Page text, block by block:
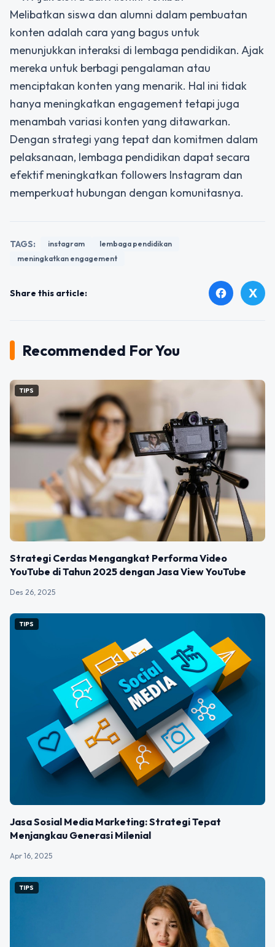
Melibatkan siswa dan alumni dalam pembuatan
konten adalah cara yang bagus untuk
menunjukkan interaksi di lembaga pendidikan. Ajak
mereka untuk berbagi pengalaman atau
menciptakan konten yang menarik. Hal ini tidak
hanya meningkatkan engagement tetapi juga
menambah variasi konten yang ditawarkan.
Dengan strategi yang tepat dan komitmen dalam
pelaksanaan, lembaga pendidikan dapat secara
efektif meningkatkan followers Instagram dan
memperkuat hubungan dengan komunitasnya.
TAGS: instagram
lembaga pendidikan
meningkatkan engagement
Share this article: facebook X
Recommended For You
TIPS
Strategi Cerdas Mengangkat Performa Video
YouTube di Tahun 2025 dengan Jasa View YouTube
Des 26, 2025
TIPS
Jasa Sosial Media Marketing: Strategi Tepat
Menjangkau Generasi Milenial
Apr 16, 2025
TIPS